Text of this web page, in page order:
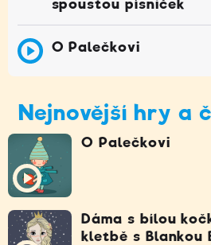
spoustou písniček
O Palečkovi
Nejnovější hry a
O Palečkovi
Dáma s bílou
kletbě s Blankou